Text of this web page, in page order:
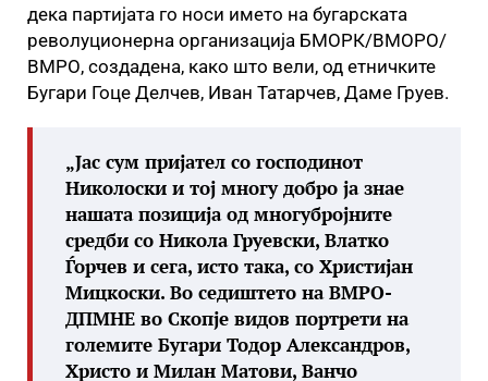
дека партијата го носи името на бугарската
револуционерна организација БМОРК/ВМОРО/
ВМРО, создадена, како што вели, од етничките
Бугари Гоце Делчев, Иван Татарчев, Даме Груев.
„Јас сум пријател со господинот
Николоски и тој многу добро ја знае
нашата позиција од многубројните
средби со Никола Груевски, Влатко
Ѓорчев и сега, исто така, со Христијан
Мицкоски. Во седиштето на ВМРО-
ДПМНЕ во Скопје видов портрети на
големите Бугари Тодор Александров,
Христо и Милан Матови, Ванчо